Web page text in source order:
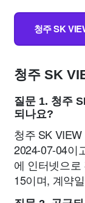
청주 SK
청주 SK
질문 1. 청주
되나요?
청주 SK
2024-07-04이
에 인터넷으
15이며, 계약